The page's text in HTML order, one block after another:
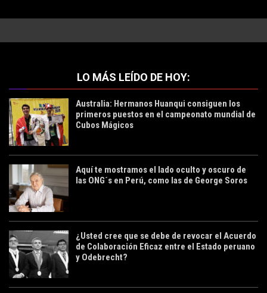
LO MÁS LEÍDO DE HOY:
Australia: Hermanos Huanqui consiguen los
primeros puestos en el campeonato mundial de
Cubos Mágicos
Aquí te mostramos el lado oculto y oscuro de
las ONG´s en Perú, como las de George Soros
¿Usted cree que se debe de revocar el Acuerdo
de Colaboración Eficaz entre el Estado peruano
y Odebrecht?